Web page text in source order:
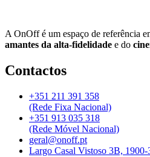
A OnOff é um espaço de referência
amantes da alta-fidelidade e do
Contactos
+351 211 391 358
(Rede Fixa Nacional)
+351 913 035 318
(Rede Móvel Nacional)
geral@onoff.pt
Largo Casal Vistoso 3B, 1900-